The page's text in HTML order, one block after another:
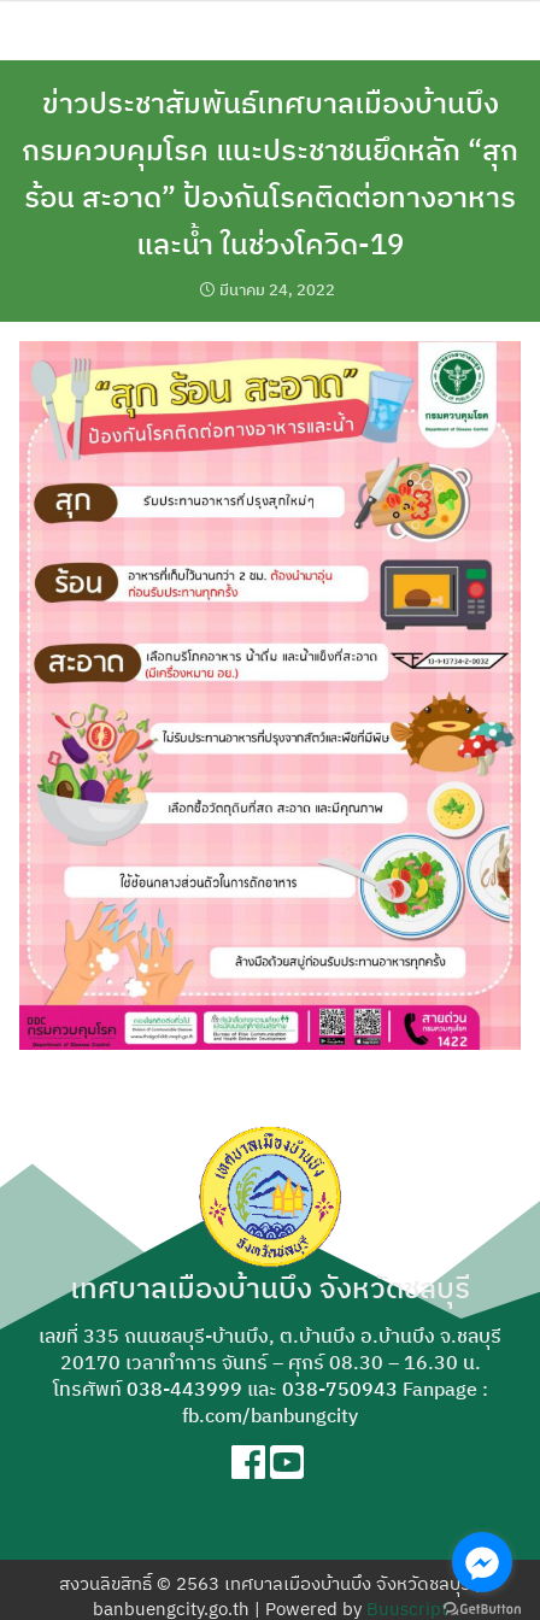
ค้นหา
สำหรับ:
ข่าวประชาสัมพันธ์เทศบาลเมืองบ้านบึง
กรมควบคุมโรค แนะประชาชนยึดหลัก “สุก
ร้อน สะอาด” ป้องกันโรคติดต่อทางอาหาร
และน้ำ ในช่วงโควิด-19
มีนาคม 24, 2022
เทศบาลเมืองบ้านบึง จังหวัดชลบุรี
เลขที่ 335 ถนนชลบุรี-บ้านบึง, ต.บ้านบึง อ.บ้านบึง จ.ชลบุรี
20170 เวลาทำการ จันทร์ – ศุกร์ 08.30 – 16.30 น.
โทรศัพท์038-443999 และ 038-750943 Fanpage :
fb.com/banbungcity
สงวนลิขสิทธิ์ © 2563 เทศบาลเมืองบ้านบึง จังหวัดชลบุรี |
banbuengcity.go.th | Powered by Buuscript